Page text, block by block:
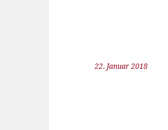
22. Januar 2018